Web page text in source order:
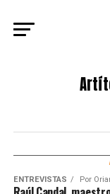
ENTREVISTAS Por